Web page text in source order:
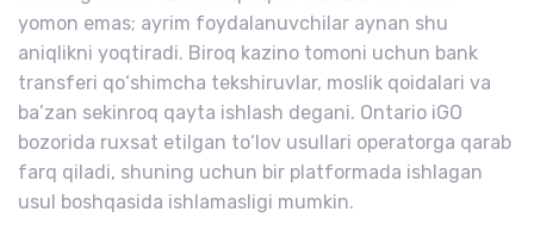
yomon emas; ayrim foydalanuvchilar aynan shu
aniqlikni yoqtiradi. Biroq kazino tomoni uchun bank
transferi qo‘shimcha tekshiruvlar, moslik qoidalari va
ba’zan sekinroq qayta ishlash degani. Ontario iGO
bozorida ruxsat etilgan to‘lov usullari operatorga qarab
farq qiladi, shuning uchun bir platformada ishlagan
usul boshqasida ishlamasligi mumkin.